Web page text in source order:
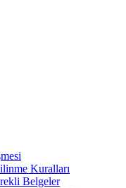
Kuralları
Belgeler